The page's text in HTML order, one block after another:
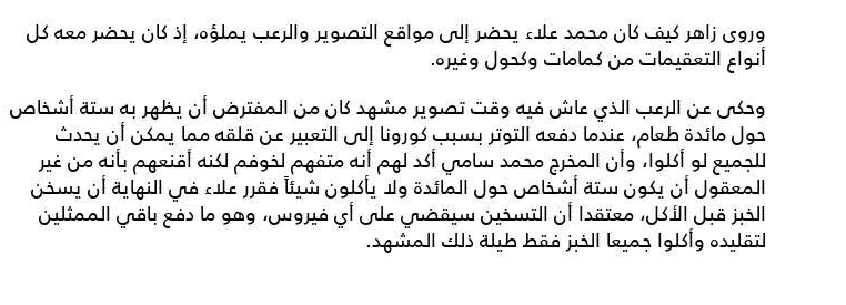
وروى زاهر كيف كان محمد علاء يحضر إلى مواقع التصوير والرعب يملؤه، إذ كان يحضر معه كل
أنواع التعقيمات من كمامات وكحول وغيره.
وحكى عن الرعب الذي عاش فيه وقت تصوير مشهد كان من المفترض أن يظهر به ستة أشخاص
حول مائدة طعام، عندما دفعه التوتر بسبب كورونا إلى التعبير عن قلقه مما يمكن أن يحدث
للجميع لو أكلوا، وأن المخرج محمد سامي أكد لهم أنه متفهم لخوفم لكنه أقنعهم بأنه من غير
المعقول أن يكون ستة أشخاص حول المائدة ولا يأكلون شيئاً فقرر علاء في النهاية أن يسخن
الخبز قبل الأكل، معتقدا أن التسخين سيقضي على أي فيروس، وهو ما دفع باقي الممثلين
لتقليده وأكلوا جميعا الخبز فقط طيلة ذلك المشهد.